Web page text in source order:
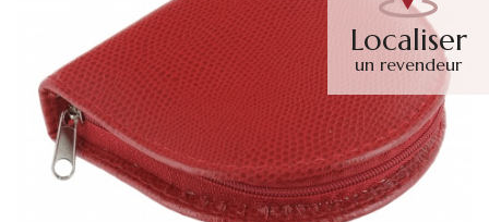
Localiser
un revendeur